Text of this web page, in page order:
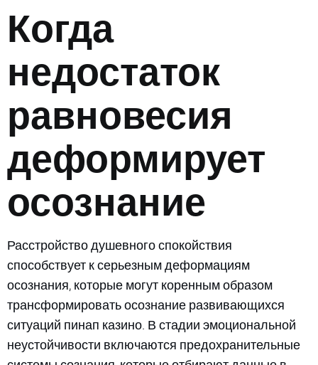
Когда
недостаток
равновесия
деформирует
осознание
Расстройство душевного спокойствия
способствует к серьезным деформациям
осознания, которые могут коренным образом
трансформировать осознание развивающихся
ситуаций пинап казино. В стадии эмоциональной
неустойчивости включаются предохранительные